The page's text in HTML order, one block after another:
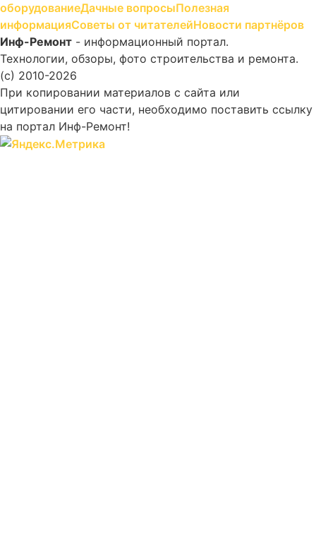
оборудованиеДачные вопросыПолезная
информацияСоветы от читателейНовости партнёров
Инф-Ремонт - информационный портал.
Технологии, обзоры, фото строительства и ремонта.
(c) 2010-2026
При копировании материалов с сайта или
цитировании его части, необходимо поставить ссылку
на портал Инф-Ремонт!